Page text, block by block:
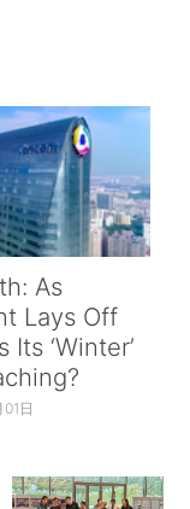
As
Lays Off
Its ‘Winter’
日